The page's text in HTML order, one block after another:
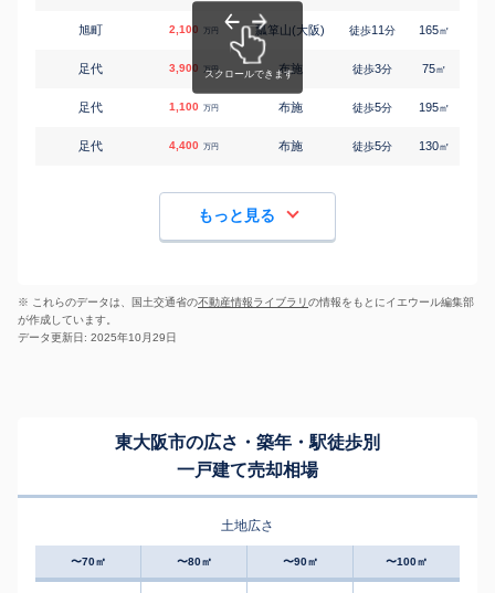
旭町 2,100 万円 瓢箪山(大阪) 徒歩11分 165㎡
足代 3,900 万円 布施 徒歩3分 75㎡
足代 1,100 万円 布施 徒歩5分 195㎡
足代 4,400 万円 布施 徒歩5分 130㎡
もっと見る
※ これらのデータは、国土交通省の不動産情報ライブラリの情報をもとにイエウール編集部
が作成しています。
データ更新日: 2025年10月29日
東大阪市の広さ・築年・駅徒歩別
一戸建て売却相場
土地広さ
〜70㎡ 〜80㎡ 〜90㎡ 〜100㎡